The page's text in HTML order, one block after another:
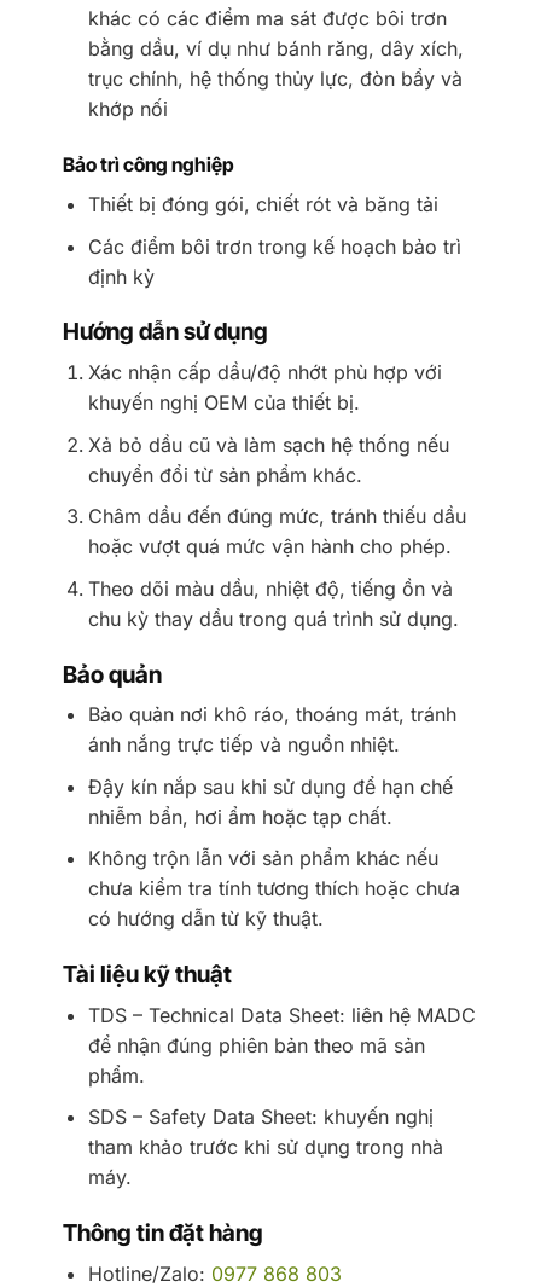
khác có các điểm ma sát được bôi trơn
bằng dầu, ví dụ như bánh răng, dây xích,
trục chính, hệ thống thủy lực, đòn bẩy và
khớp nối
Bảo trì công nghiệp
Thiết bị đóng gói, chiết rót và băng tải
Các điểm bôi trơn trong kế hoạch bảo trì
định kỳ
Hướng dẫn sử dụng
Xác nhận cấp dầu/độ nhớt phù hợp với
khuyến nghị OEM của thiết bị.
Xả bỏ dầu cũ và làm sạch hệ thống nếu
chuyển đổi từ sản phẩm khác.
Châm dầu đến đúng mức, tránh thiếu dầu
hoặc vượt quá mức vận hành cho phép.
Theo dõi màu dầu, nhiệt độ, tiếng ồn và
chu kỳ thay dầu trong quá trình sử dụng.
Bảo quản
Bảo quản nơi khô ráo, thoáng mát, tránh
ánh nắng trực tiếp và nguồn nhiệt.
Đậy kín nắp sau khi sử dụng để hạn chế
nhiễm bẩn, hơi ẩm hoặc tạp chất.
Không trộn lẫn với sản phẩm khác nếu
chưa kiểm tra tính tương thích hoặc chưa
có hướng dẫn từ kỹ thuật.
Tài liệu kỹ thuật
TDS – Technical Data Sheet: liên hệ MADC
để nhận đúng phiên bản theo mã sản
phẩm.
SDS – Safety Data Sheet: khuyến nghị
tham khảo trước khi sử dụng trong nhà
máy.
Thông tin đặt hàng
Hotline/Zalo: 0977 868 803